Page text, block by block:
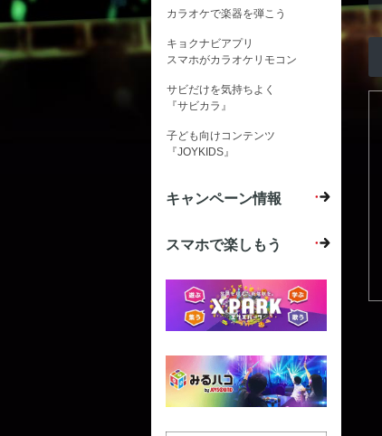
カラオケで楽器を弾こう
キョクナビアプリ
スマホがカラオケリモコン
サビだけを気持ちよく
『サビカラ』
子ども向けコンテンツ
『JOYKIDS』
キャンペーン情報
スマホで楽しもう